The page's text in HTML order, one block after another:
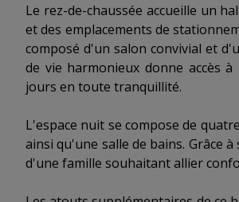
Le rez-de-chaussée accueille un
et des emplacements de
composé d'un salon convivial et
de vie harmonieux donne accès
jours en toute tranquillité.
L'espace nuit se compose de
ainsi qu'une salle de bains. Grâce
d'une famille souhaitant allier